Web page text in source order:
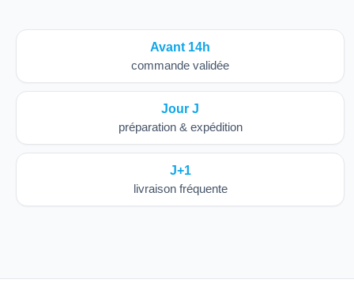
Avant 14h
commande validée
Jour J
préparation & expédition
J+1
livraison fréquente